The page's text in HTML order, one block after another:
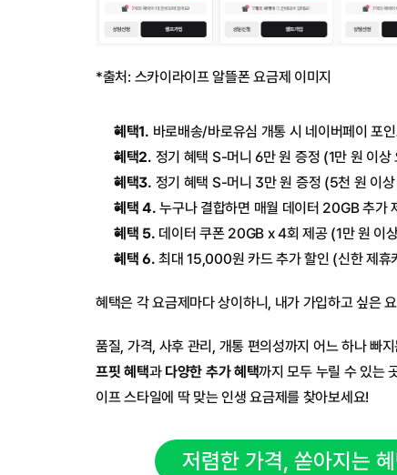
*출처: 스카이라이프 알뜰폰 요금제 이미지
혜택1. 바로배송/바로유심 개통 시 네이버페이 포
혜택2. 정기 혜택 S-머니 6만 원 증정 (1만 원 이
혜택3. 정기 혜택 S-머니 3만 원 증정 (5천 원 이
혜택 4. 누구나 결합하면 매월 데이터 20GB 추가
혜택 5. 데이터 쿠폰 20GB x 4회 제공 (1만 원 이
혜택 6. 최대 15,000원 카드 추가 할인 (신한 제
혜택은 각 요금제마다 상이하니, 내가 가입하고 싶은
품질, 가격, 사후 관리, 개통 편의성까지 어느 하나 빠
프핏 혜택과 다양한 추가 혜택까지 모두 누릴 수 있는
이프 스타일에 딱 맞는 인생 요금제를 찾아보세요!
저렴한 가격, 쏟아지는